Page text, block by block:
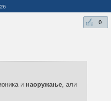
0
и наоружање, али